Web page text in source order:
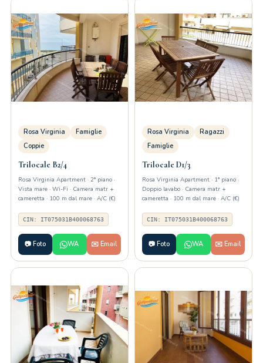
Rosa Virginia
Famiglie
Coppie
Trilocale B2/4
Rosa Virginia Apartment · 2° piano ·
Vista mare · Wi-Fi · Camera matr +
cameretta · 100 m dal mare · A/C (€)
CIN: IT075031B400068763
📷 Foto WA ✉️ Email
Rosa Virginia
Ragazzi
Famiglie
Trilocale D1/3
Rosa Virginia Apartment · 1° piano ·
Doppio lavabo · Camera matr +
cameretta · 100 m dal mare · A/C (€)
CIN: IT075031B400068763
📷 Foto WA ✉️ Email